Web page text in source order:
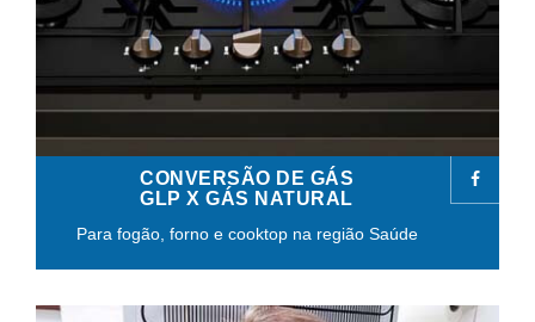
CONVERSÃO DE GÁS
GLP X GÁS NATURAL
Para fogão, forno e cooktop na região Saúde